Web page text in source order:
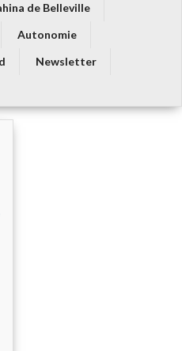
de Belleville
Autonomie
Newsletter